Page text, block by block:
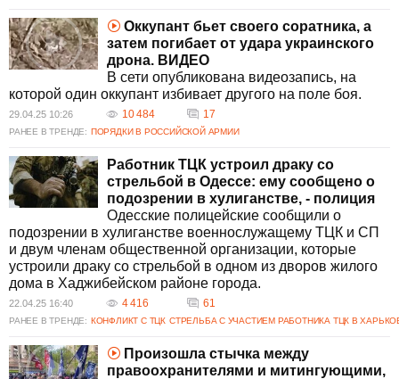
Оккупант бьет своего соратника, а
затем погибает от удара украинского
дрона. ВИДЕО
В сети опубликована видеозапись, на
которой один оккупант избивает другого на поле боя.
29.04.25 10:26 10 484 17
РАНЕЕ В ТРЕНДЕ: ПОРЯДКИ В РОССИЙСКОЙ АРМИИ
Работник ТЦК устроил драку со
стрельбой в Одессе: ему сообщено о
подозрении в хулиганстве, - полиция
Одесские полицейские сообщили о
подозрении в хулиганстве военнослужащему ТЦК и СП
и двум членам общественной организации, которые
устроили драку со стрельбой в одном из дворов жилого
дома в Хаджибейском районе города.
22.04.25 16:40 4 416 61
РАНЕЕ В ТРЕНДЕ: КОНФЛИКТ С ТЦК СТРЕЛЬБА С УЧАСТИЕМ РАБОТНИКА ТЦК В
Произошла стычка между
правоохранителями и митингующими,